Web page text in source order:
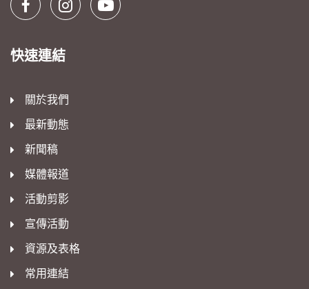
快速連結
關於我們
最新動態
新聞稿
媒體報道
活動剪影
宣傳活動
資源及表格
常用連結